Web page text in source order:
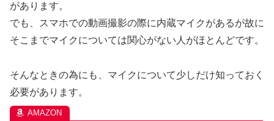
があります。
でも、スマホでの動画撮影の際に内蔵マイクがあるが故に
そこまでマイクについては関心がない人がほとんどです。
そんなときの為にも、マイクについて少しだけ知っておく
必要があります。